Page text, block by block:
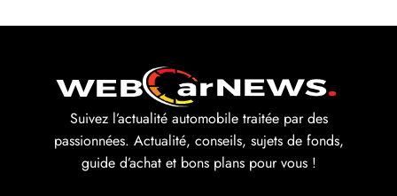
Suivez l’actualité automobile traitée par des
passionnées. Actualité, conseils, sujets de fonds,
guide d’achat et bons plans pour vous !